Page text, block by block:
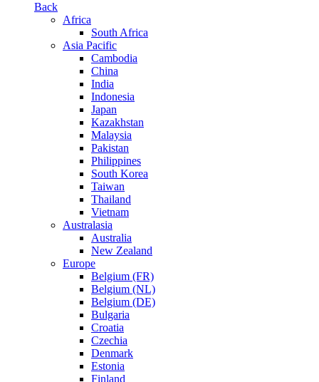
Back
Africa
South Africa
Asia Pacific
Cambodia
China
India
Indonesia
Japan
Kazakhstan
Malaysia
Pakistan
Philippines
South Korea
Taiwan
Thailand
Vietnam
Australasia
Australia
New Zealand
Europe
Belgium (FR)
Belgium (NL)
Belgium (DE)
Bulgaria
Croatia
Czechia
Denmark
Estonia
Finland